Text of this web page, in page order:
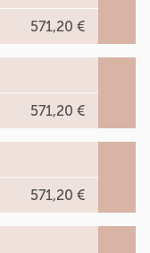
571,20 €
571,20 €
571,20 €